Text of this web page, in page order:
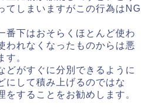
てしまいますがこの行為はNG
番下はおそらくほとんど使わ
われなくなったものからは悪
す。
どがすぐに分別できるように
にして積み上げるのではな
をすることをお勧めします。